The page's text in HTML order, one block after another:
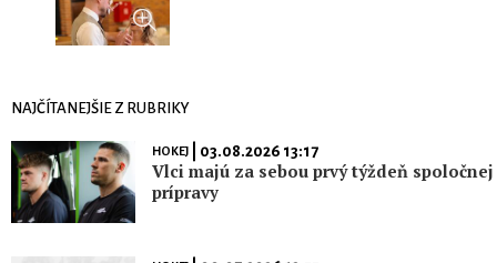
NAJČÍTANEJŠIE Z RUBRIKY
HOKEJ| 03.08.2026 13:17
Vlci majú za sebou prvý týždeň spoločnej
prípravy